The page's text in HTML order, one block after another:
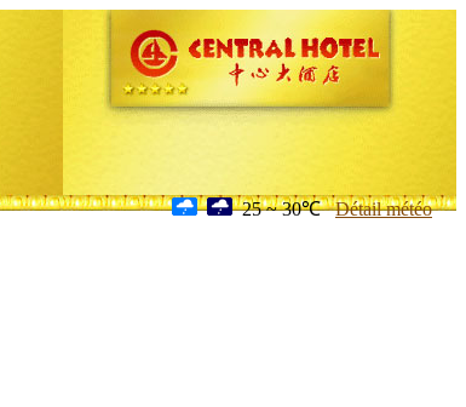
25 ~ 30℃ Détail météo